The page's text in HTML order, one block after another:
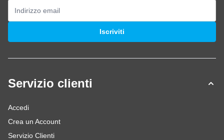
Indirizzo email
Iscriviti
Servizio clienti
Accedi
Crea un Account
Servizio Clienti